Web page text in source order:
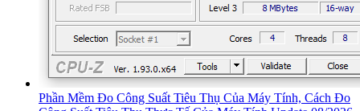
Phần Mềm Đo Công Suất Tiêu Thụ Của Máy Tính, Cách Đo